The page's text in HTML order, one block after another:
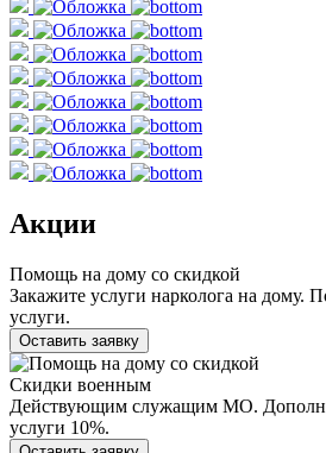
Акции
Помощь на дому со скидкой
Закажите услуги нарколога на дому.
услуги.
Оставить заявку
Скидки военным
Действующим служащим МО.
услуги 10%.